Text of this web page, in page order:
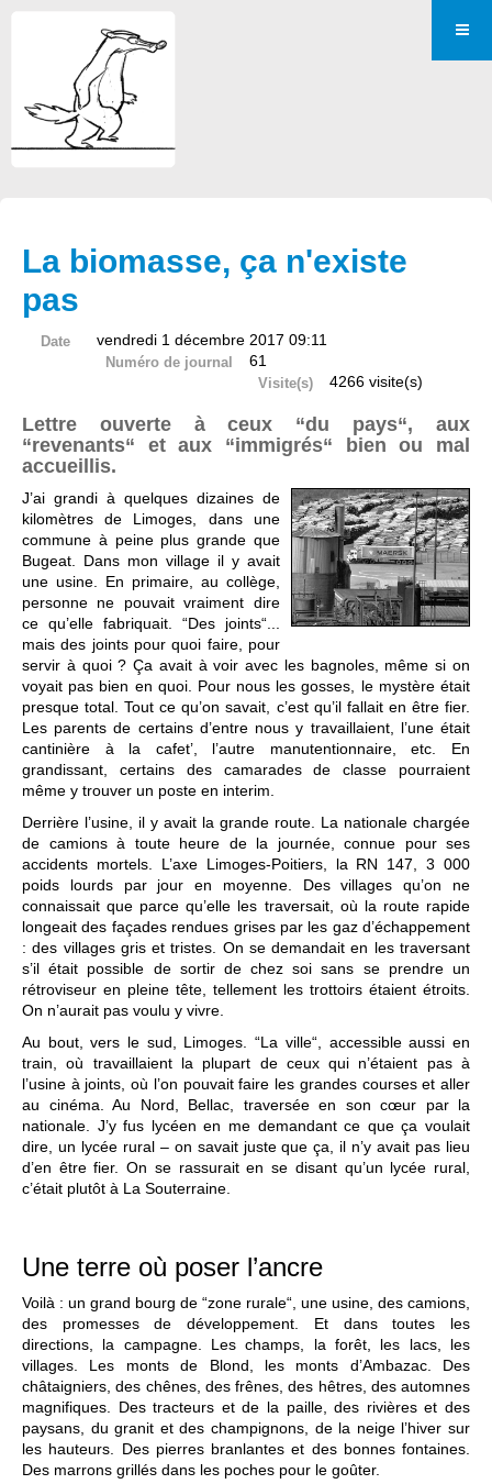
La biomasse, ça n'existe
pas
Date vendredi 1 décembre 2017 09:11
Numéro de journal 61
Visite(s) 4266 visite(s)
Lettre ouverte à ceux “du pays“, aux
“revenants“ et aux “immigrés“ bien ou mal
accueillis.
J’ai grandi à quelques dizaines de
kilomètres de Limoges, dans une
commune à peine plus grande que
Bugeat. Dans mon village il y avait
une usine. En primaire, au collège,
personne ne pouvait vraiment dire
ce qu’elle fabriquait. “Des joints“...
mais des joints pour quoi faire, pour
servir à quoi ? Ça avait à voir avec les bagnoles, même si on
voyait pas bien en quoi. Pour nous les gosses, le mystère était
presque total. Tout ce qu’on savait, c’est qu’il fallait en être fier.
Les parents de certains d’entre nous y travaillaient, l’une était
cantinière à la cafet’, l’autre manutentionnaire, etc. En
grandissant, certains des camarades de classe pourraient
même y trouver un poste en interim.
Derrière l’usine, il y avait la grande route. La nationale chargée
de camions à toute heure de la journée, connue pour ses
accidents mortels. L’axe Limoges-Poitiers, la RN 147, 3 000
poids lourds par jour en moyenne. Des villages qu’on ne
connaissait que parce qu’elle les traversait, où la route rapide
longeait des façades rendues grises par les gaz d’échappement
: des villages gris et tristes. On se demandait en les traversant
s’il était possible de sortir de chez soi sans se prendre un
rétroviseur en pleine tête, tellement les trottoirs étaient étroits.
On n’aurait pas voulu y vivre.
Au bout, vers le sud, Limoges. “La ville“, accessible aussi en
train, où travaillaient la plupart de ceux qui n’étaient pas à
l’usine à joints, où l’on pouvait faire les grandes courses et aller
au cinéma. Au Nord, Bellac, traversée en son cœur par la
nationale. J’y fus lycéen en me demandant ce que ça voulait
dire, un lycée rural – on savait juste que ça, il n’y avait pas lieu
d’en être fier. On se rassurait en se disant qu’un lycée rural,
c’était plutôt à La Souterraine.
Une terre où poser l’ancre
Voilà : un grand bourg de “zone rurale“, une usine, des camions,
des promesses de développement. Et dans toutes les
directions, la campagne. Les champs, la forêt, les lacs, les
villages. Les monts de Blond, les monts d’Ambazac. Des
châtaigniers, des chênes, des frênes, des hêtres, des automnes
magnifiques. Des tracteurs et de la paille, des rivières et des
paysans, du granit et des champignons, de la neige l’hiver sur
les hauteurs. Des pierres branlantes et des bonnes fontaines.
Des marrons grillés dans les poches pour le goûter.